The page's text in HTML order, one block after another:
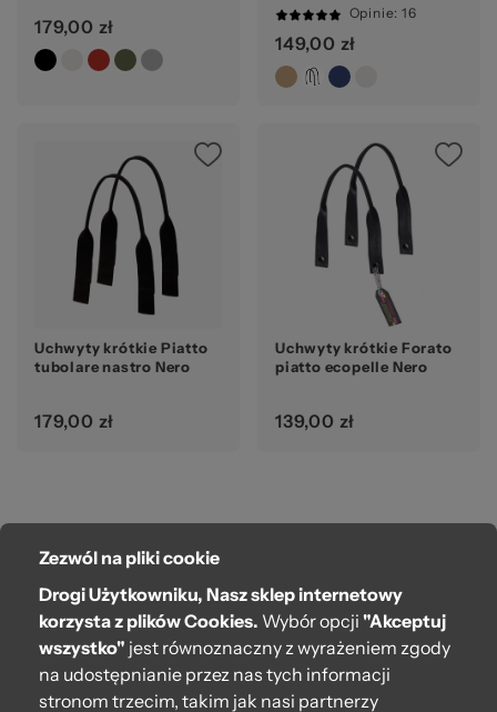
179,00 zł 98%
Opinie: 16
149,00 zł
Uchwyty krótkie Piatto
tubolare nastro Nero
179,00 zł
Uchwyty krótkie Forato
piatto ecopelle Nero
139,00 zł
O bag
Pomoc
Moje O bag
Kontakt
Zezwól na pliki cookie
Drogi Użytkowniku, Nasz sklep internetowy
korzysta z plików Cookies. Wybór opcji "Akceptuj
wszystko" jest równoznaczny z wyrażeniem zgody
na udostępnianie przez nas tych informacji
stronom trzecim, takim jak nasi partnerzy